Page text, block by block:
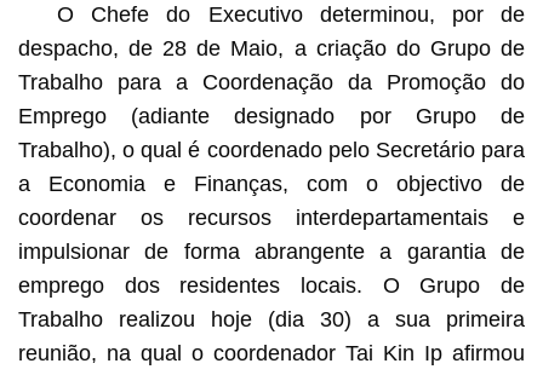
O Chefe do Executivo determinou, por de
despacho, de 28 de Maio, a criação do Grupo de
Trabalho para a Coordenação da Promoção do
Emprego (adiante designado por Grupo de
Trabalho), o qual é coordenado pelo Secretário para
a Economia e Finanças, com o objectivo de
coordenar os recursos interdepartamentais e
impulsionar de forma abrangente a garantia de
emprego dos residentes locais. O Grupo de
Trabalho realizou hoje (dia 30) a sua primeira
reunião, na qual o coordenador Tai Kin Ip afirmou